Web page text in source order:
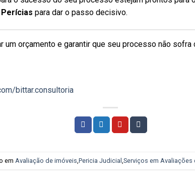
para dar o passo decisivo.
um orçamento e garantir que seu processo não
bittar.consultoria
em Avaliação de imóveis Pericia Judicial Serviços em Avaliações